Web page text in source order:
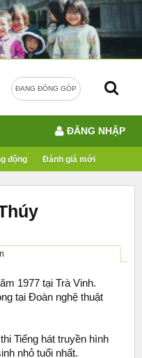
ĐANG ĐÓNG GÓP
động Đánh giá mới
ĐĂNG NHẬP
1977 tại Trà Vinh.
tại Đoàn nghệ thuật
Tiếng hát truyền hình
nhỏ tuổi nhất.